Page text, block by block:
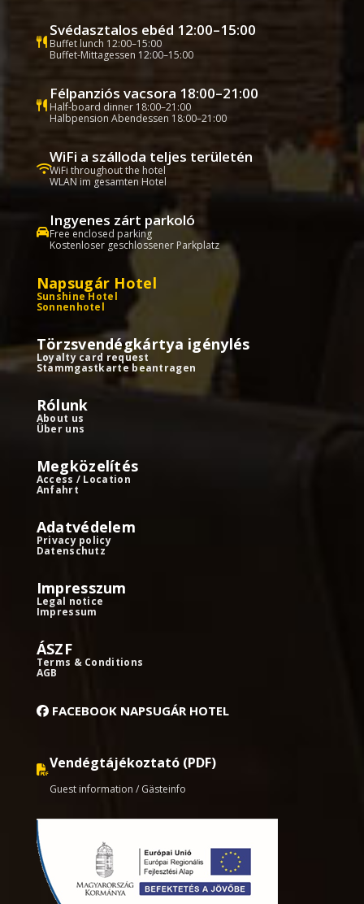
Svédasztalos ebéd 12:00–15:00
Buffet lunch 12:00–15:00
Buffet-Mittagessen 12:00–15:00
Félpanziós vacsora 18:00–21:00
Half-board dinner 18:00–21:00
Halbpension Abendessen 18:00–21:00
WiFi a szálloda teljes területén
WiFi throughout the hotel
WLAN im gesamten Hotel
Ingyenes zárt parkoló
Free enclosed parking
Kostenloser geschlossener Parkplatz
Napsugár Hotel
Sunshine Hotel
Sonnenhotel
Törzsvendégkártya igénylés
Loyalty card request
Stammgastkarte beantragen
Rólunk
About us
Über uns
Megközelítés
Access / Location
Anfahrt
Adatvédelem
Privacy policy
Datenschutz
Impresszum
Legal notice
Impressum
ÁSZF
Terms & Conditions
AGB
FACEBOOK NAPSUGÁR HOTEL
Vendégtájékoztató (PDF)
Guest information / Gästeinfo